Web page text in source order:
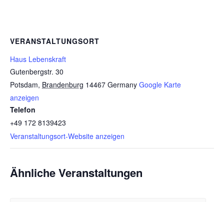
VERANSTALTUNGSORT
Haus Lebenskraft
Gutenbergstr. 30
Potsdam, Brandenburg 14467 Germany Google Karte
anzeigen
Telefon
+49 172 8139423
Veranstaltungsort-Website anzeigen
Ähnliche Veranstaltungen